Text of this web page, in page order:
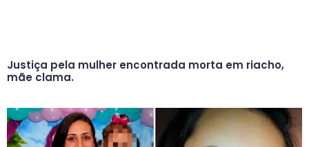
Justiça pela mulher encontrada morta em riacho,
mãe clama.